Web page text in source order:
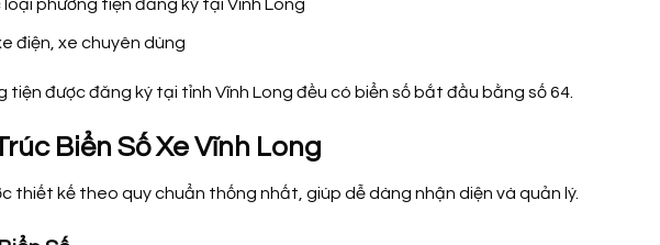
phương tiện đăng ký tại Vĩnh Long
điện, xe chuyên dùng
tiện được đăng ký tại tỉnh Vĩnh Long đều có biển số bắt đầu bằng số 64.
Biển Số Xe Vĩnh Long
thiết kế theo quy chuẩn thống nhất, giúp dễ dàng nhận diện và quản lý.